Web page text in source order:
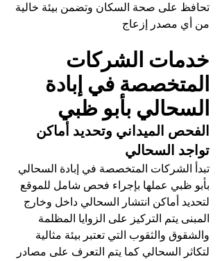
تحافظ على صحة السكان وتضمن بيئة خالية
من أي مصدر إزعاج
خدمات الشركات
المتخصصة في إبادة
السحالي بأبو ظبي
الفحص الميداني وتحديد أماكن
تواجد السحالي
تبدأ الشركات المتخصصة في إبادة السحالي
بأبو ظبي عملها بإجراء فحص شامل للموقع
لتحديد أماكن انتشار السحالي داخل وخارج
المبنى يتم التركيز على الزوايا المظلمة
والشقوق والثقوب التي تعتبر بيئة مثالية
لتكاثر السحالي كما يتم التعرف على مصادر